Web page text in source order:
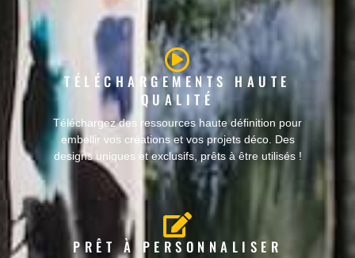
TÉLÉCHARGEMENTS HAUTE
QUALITÉ
Téléchargez des ressources haute définition pour
embellir vos créations et vos projets déco. Des
designs uniques et exclusifs, prêts à être utilisés !
PRÊT À PERSONNALISER